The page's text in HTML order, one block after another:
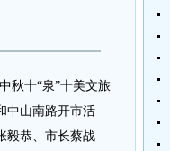
秋十“泉”十美文旅
中山南路开市活
毅恭、市长蔡战